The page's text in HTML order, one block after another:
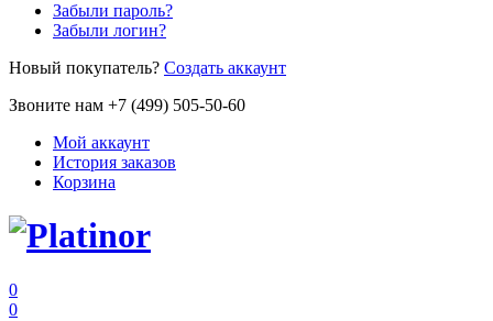
Забыли пароль?
Забыли логин?
Новый покупатель? Создать аккаунт
Звоните нам +7 (499) 505-50-60
Мой аккаунт
История заказов
Корзина
0
0